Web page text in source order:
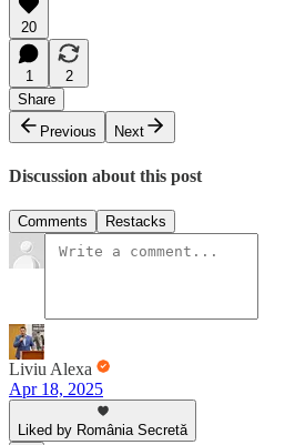
20
1
2
Share
Previous
Next
Discussion about this post
Comments Restacks
Liviu Alexa
Apr 18, 2025
Liked by România Secretă